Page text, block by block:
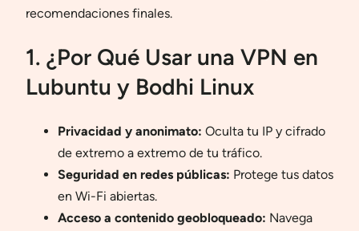
recomendaciones finales.
1. ¿Por Qué Usar una VPN en
Lubuntu y Bodhi Linux
Privacidad y anonimato: Oculta tu IP y cifrado
de extremo a extremo de tu tráfico.
Seguridad en redes públicas: Protege tus datos
en Wi-Fi abiertas.
Acceso a contenido geobloqueado: Navega